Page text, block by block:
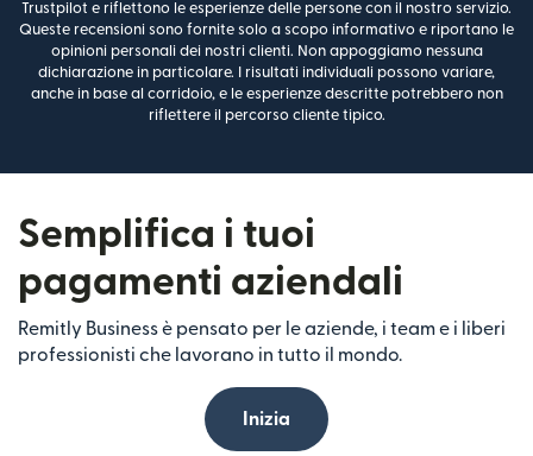
Trustpilot e riflettono le esperienze delle persone con il nostro servizio.
Queste recensioni sono fornite solo a scopo informativo e riportano le
opinioni personali dei nostri clienti. Non appoggiamo nessuna
dichiarazione in particolare. I risultati individuali possono variare,
anche in base al corridoio, e le esperienze descritte potrebbero non
riflettere il percorso cliente tipico.
Semplifica i tuoi
pagamenti aziendali
Remitly Business è pensato per le aziende, i team e i liberi
professionisti che lavorano in tutto il mondo.
Inizia